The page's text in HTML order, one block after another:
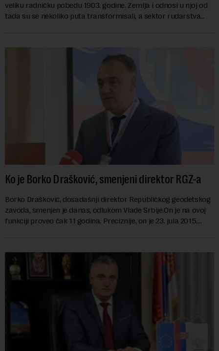
veliku radničku pobedu 1903. godine. Zemlja i odnosi u njoj od
tada su se nekoliko puta transformisali, a sektor rudarstva
Ko je Borko Drašković, smenjeni direktor RGZ-a
Borko Drašković, dosadašnji direktor Republičkog geodetskog
zavoda, smenjen je danas, odlukom Vlade Srbije.On je na ovoj
funkciji proveo čak 11 godina. Preciznije, on je 23. jula 2015.